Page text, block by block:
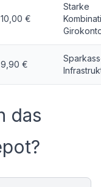
€
Starke
€
das